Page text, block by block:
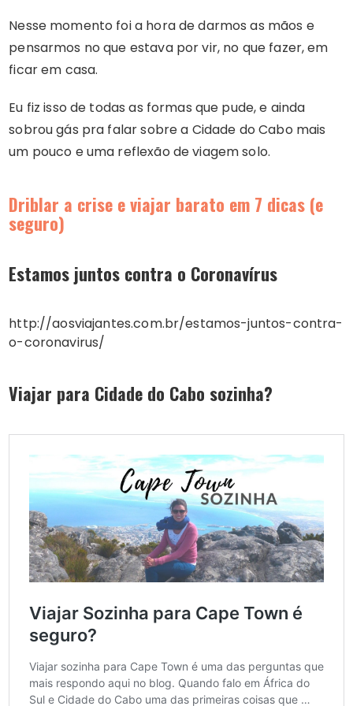
Nesse momento foi a hora de darmos as mãos e
pensarmos no que estava por vir, no que fazer, em
ficar em casa.
Eu fiz isso de todas as formas que pude, e ainda
sobrou gás pra falar sobre a Cidade do Cabo mais
um pouco e uma reflexão de viagem solo.
Driblar a crise e viajar barato em 7 dicas (e
seguro)
Estamos juntos contra o Coronavírus
http://aosviajantes.com.br/estamos-juntos-contra-
o-coronavirus/
Viajar para Cidade do Cabo sozinha?